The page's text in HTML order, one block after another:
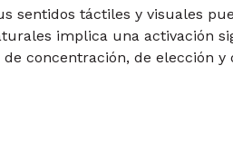
sentidos táctiles y visuales
implica una activación
concentración, de elección y